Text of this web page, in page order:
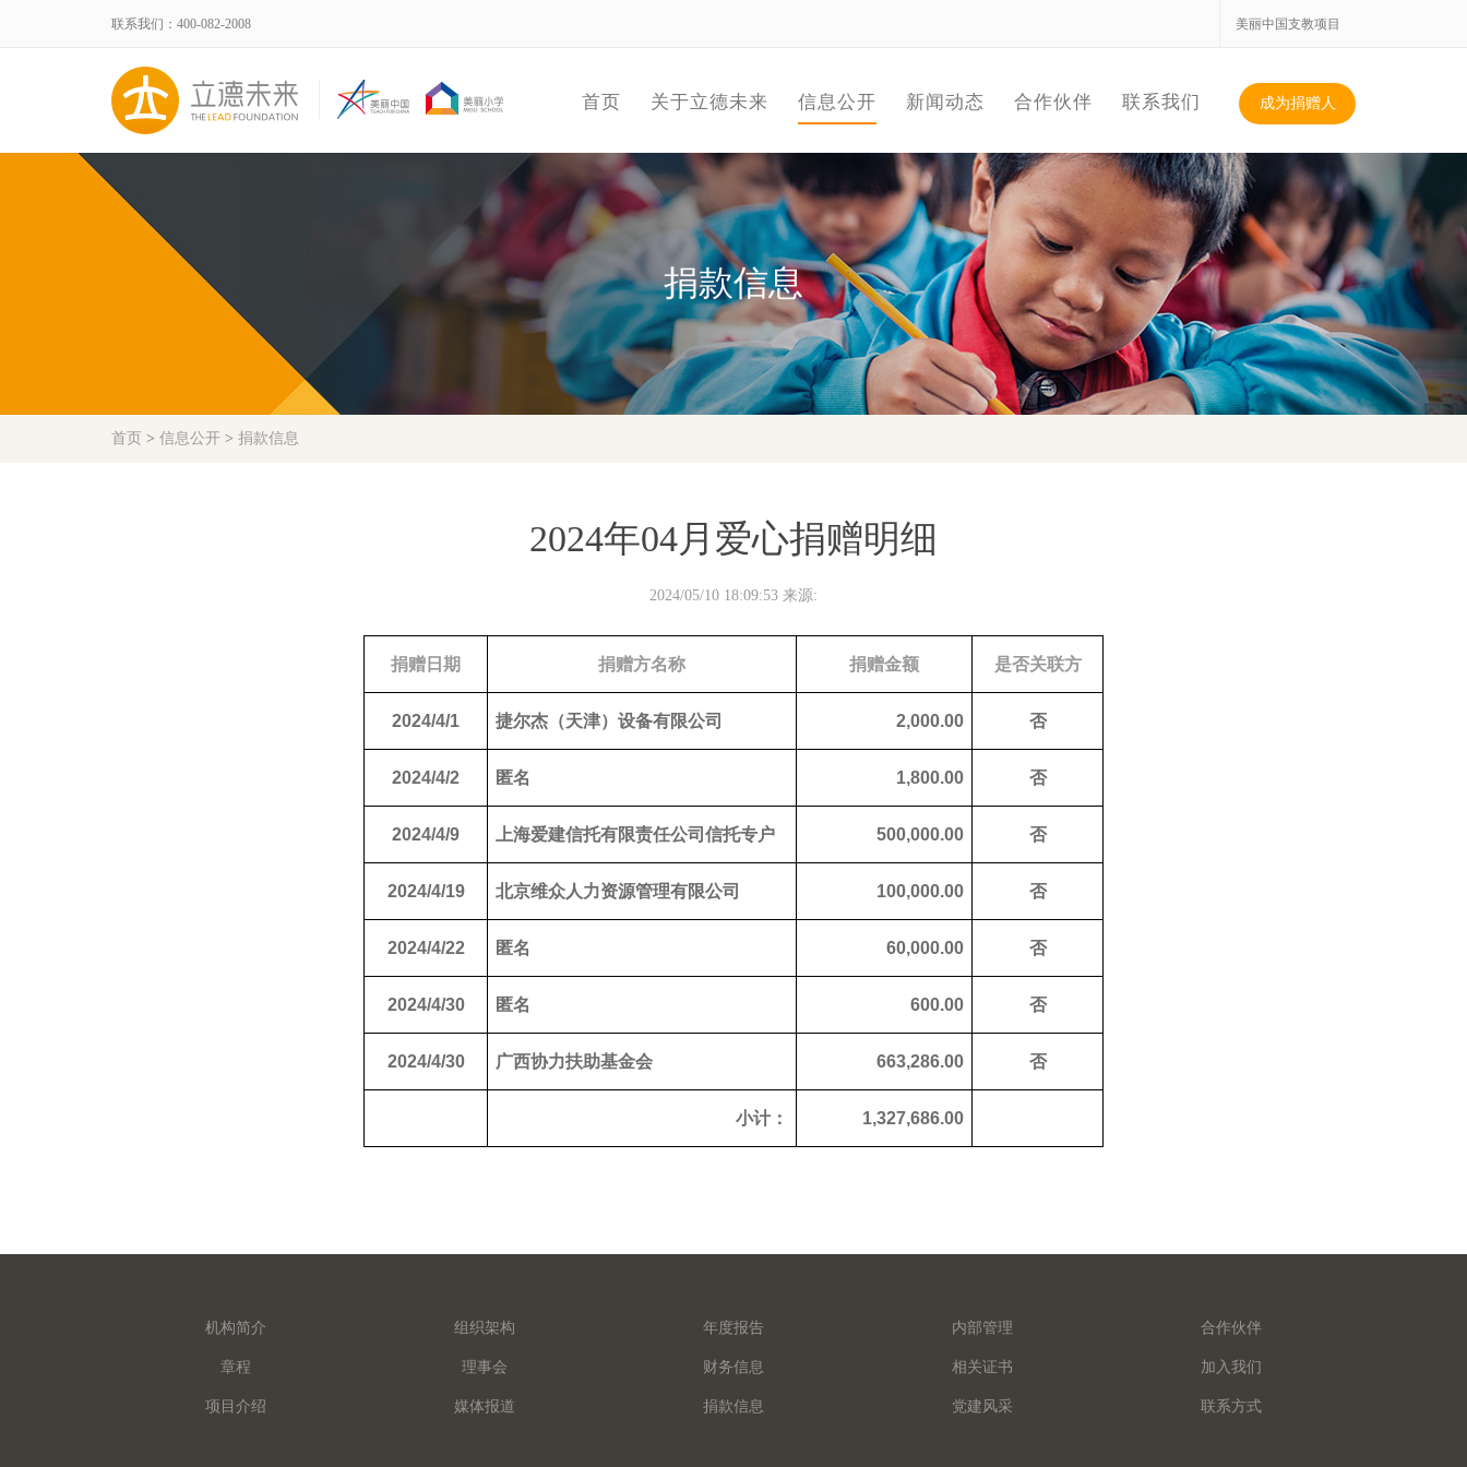
联系我们：400-082-2008 美丽中国支教项目
首页 关于立德未来 信息公开 新闻动态 合作伙伴 联系我们 成为捐赠人
捐款信息
首页 > 信息公开 > 捐款信息
2024年04月爱心捐赠明细
2024/05/10 18:09:53 来源:
捐赠日期 捐赠方名称 捐赠金额 是否关联方
2024/4/1 捷尔杰（天津）设备有限公司 2,000.00 否
2024/4/2 匿名 1,800.00 否
2024/4/9 上海爱建信托有限责任公司信托专户 500,000.00 否
2024/4/19 北京维众人力资源管理有限公司 100,000.00 否
2024/4/22 匿名 60,000.00 否
2024/4/30 匿名 600.00 否
2024/4/30 广西协力扶助基金会 663,286.00 否
小计： 1,327,686.00
机构简介 组织架构 年度报告 内部管理 合作伙伴
章程 理事会 财务信息 相关证书 加入我们
项目介绍 媒体报道 捐款信息 党建风采 联系方式